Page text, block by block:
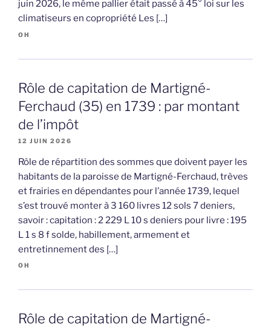
juin 2026, le même pallier était passé à 45° loi sur les
climatiseurs en copropriété Les […]
OH
Rôle de capitation de Martigné-
Ferchaud (35) en 1739 : par montant
de l’impôt
12 JUIN 2026
Rôle de répartition des sommes que doivent payer les
habitants de la paroisse de Martigné-Ferchaud, trèves
et frairies en dépendantes pour l’année 1739, lequel
s’est trouvé monter à 3 160 livres 12 sols 7 deniers,
savoir : capitation : 2 229 L 10 s deniers pour livre : 195
L 1 s 8 f solde, habillement, armement et
entretinnement des […]
OH
Rôle de capitation de Martigné-